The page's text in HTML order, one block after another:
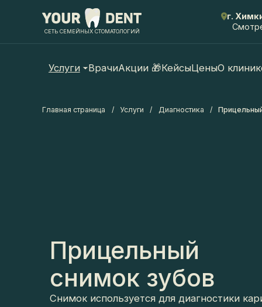
СЕТЬ СЕМЕЙНЫХ СТОМАТОЛОГИЙ
г. Химки,
Услуги ВрачиАкции 🎁КейсыЦеныО клинике
Главная страница Услуги Диагностика Прицельный
Прицельный
снимок зубов
Снимок используется для диагностики
корней, выявления воспалительных